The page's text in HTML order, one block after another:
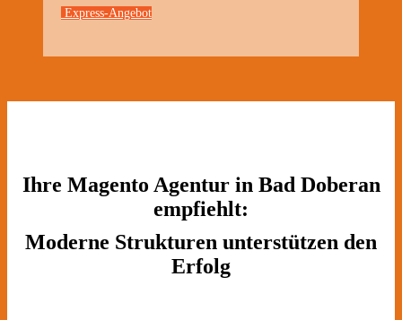
Express-Angebot
Ihre Magento Agentur in Bad Doberan
empfiehlt:
Moderne Strukturen unterstützen den
Erfolg